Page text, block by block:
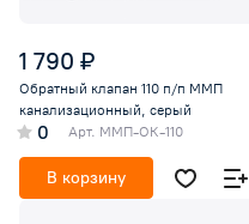
1 790 ₽
Обратный клапан 110 п/п ММП
канализационный, серый
0 Арт. ММП-ОК-110
В корзину